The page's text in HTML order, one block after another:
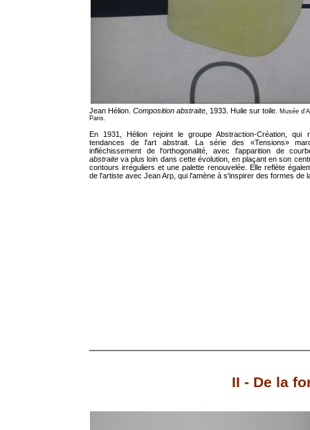
Jean Hélion. Composition abstraite, 1933. Huile sur toile. Musée
Paris.
En 1931, Hélion rejoint le groupe Abstraction-Création, qui
tendances de l'art abstrait. La série des «Tensions»
infléchissement de l'orthogonalité, avec l'apparition de
abstraite va plus loin dans cette évolution, en plaçant en son
contours irréguliers et une palette renouvelée. Elle reflète
de l'artiste avec Jean Arp, qui l'amène à s'inspirer des formes de
II - De la